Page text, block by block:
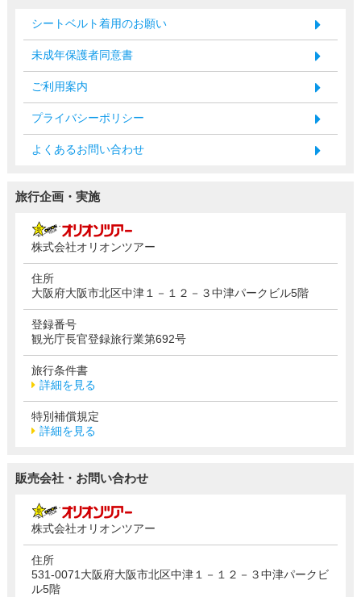
シートベルト着用のお願い
未成年保護者同意書
ご利用案内
プライバシーポリシー
よくあるお問い合わせ
旅行企画・実施
株式会社オリオンツアー
住所
大阪府大阪市北区中津１－１２－３中津パークビル5階
登録番号
観光庁長官登録旅行業第692号
旅行条件書
詳細を見る
特別補償規定
詳細を見る
販売会社・お問い合わせ
株式会社オリオンツアー
住所
531-0071大阪府大阪市北区中津１－１２－３中津パークビ
ル5階